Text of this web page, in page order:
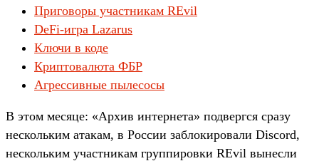
Приговоры участникам REvil
DeFi-игра Lazarus
Ключи в коде
Криптовалюта ФБР
Агрессивные пылесосы
В этом месяце: «Архив интерне­та» под­вер­гся сра­зу
нес­коль­ким ата­кам, в Рос­сии заб­локиро­вали Discord,
нес­коль­ким учас­тни­кам груп­пиров­ки REvil вынес­ли